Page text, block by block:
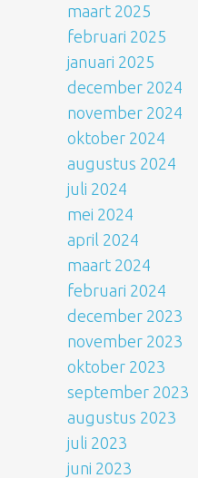
maart 2025
februari 2025
januari 2025
december 2024
november 2024
oktober 2024
augustus 2024
juli 2024
mei 2024
april 2024
maart 2024
februari 2024
december 2023
november 2023
oktober 2023
september 2023
augustus 2023
juli 2023
juni 2023